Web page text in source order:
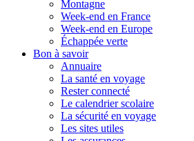
Montagne
Week-end en France
Week-end en Europe
Échappée verte
Bon à savoir
Annuaire
La santé en voyage
Rester connecté
Le calendrier scolaire
La sécurité en voyage
Les sites utiles